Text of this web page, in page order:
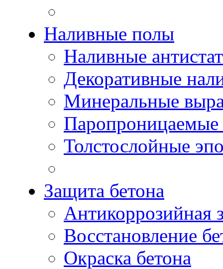
Наливные полы
Наливные
Декоративные
Минеральные
Толстослойные
Защита бетона
Антикоррозийная
Восстановление
Окраска бетона